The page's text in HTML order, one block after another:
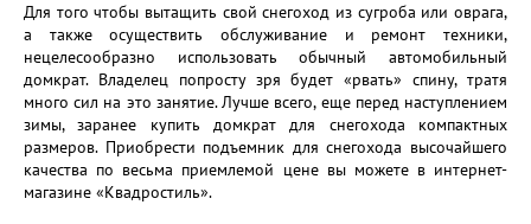
Для того чтобы вытащить свой снегоход из сугроба или оврага,
а также осуществить обслуживание и ремонт техники,
нецелесообразно использовать обычный автомобильный
домкрат. Владелец попросту зря будет «рвать» спину, тратя
много сил на это занятие. Лучше всего, еще перед наступлением
зимы, заранее купить домкрат для снегохода компактных
размеров. Приобрести подъемник для снегохода высочайшего
качества по весьма приемлемой цене вы можете в интернет-
магазине «Квадростиль».